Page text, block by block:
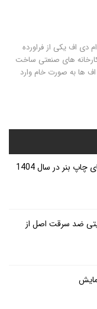
فراورده
کارخانه های صنعتی ساخت
خام وارد
1404
اصل از